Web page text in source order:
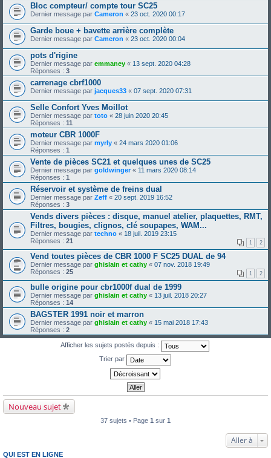
Bloc compteur/ compte tour SC25
Dernier message par Cameron « 23 oct. 2020 00:17
Garde boue + bavette arrière complète
Dernier message par Cameron « 23 oct. 2020 00:04
pots d'rigine
Dernier message par emmaney « 13 sept. 2020 04:28
Réponses : 3
carrenage cbrf1000
Dernier message par jacques33 « 07 sept. 2020 07:31
Selle Confort Yves Moillot
Dernier message par toto « 28 juin 2020 20:45
Réponses : 11
moteur CBR 1000F
Dernier message par myrly « 24 mars 2020 01:06
Réponses : 1
Vente de pièces SC21 et quelques unes de SC25
Dernier message par goldwinger« 11 mars 2020 08:14
Réponses : 1
Réservoir et système de freins dual
Dernier message par Zeff « 20 sept. 2019 16:52
Réponses : 3
Vends divers pièces : disque, manuel atelier, plaquettes, RMT,
Filtres, bougies, clignos, clé soupapes, WAM...
Dernier message par techno « 18 juil. 2019 23:15
Réponses : 21 1 2
Vend toutes pièces de CBR 1000 F SC25 DUAL de 94
Dernier message par ghislain et cathy « 07 nov. 2018 19:49
Réponses : 25 1 2
bulle origine pour cbr1000f dual de 1999
Dernier message par ghislain et cathy « 13 juil. 2018 20:27
Réponses : 14
BAGSTER 1991 noir et marron
Dernier message par ghislain et cathy « 15 mai 2018 17:43
Réponses : 2
Afficher les sujets postés depuis :
Trier par
Nouveau sujet
37 sujets • Page 1 sur 1
Aller à
QUI EST EN LIGNE